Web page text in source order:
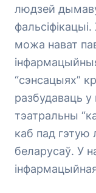
людзей
можа нават
“сэнсацыях”
разбудаваць
тэатральны
каб пад гэтую
беларусаў. У